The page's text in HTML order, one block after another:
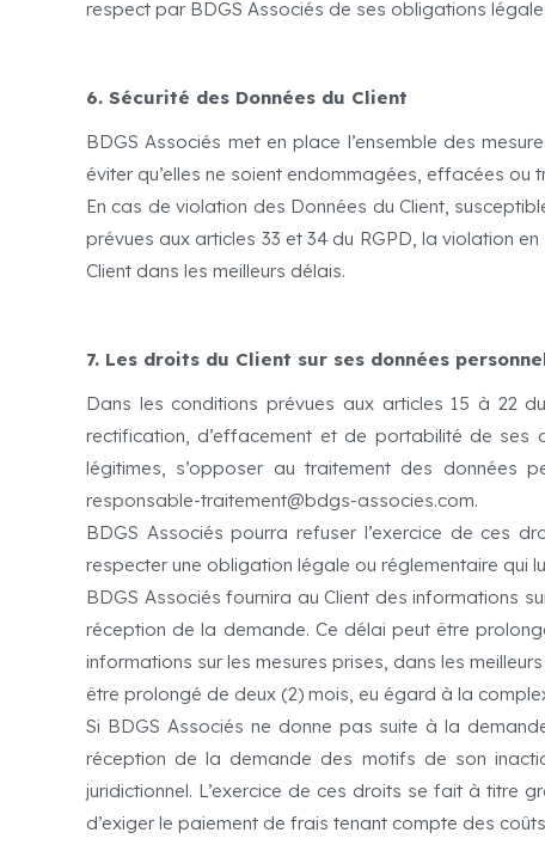
respect par BDGS Associés de ses obligations
6. Sécurité des Données du Client
BDGS Associés met en place l’ensemble des
éviter qu’elles ne soient endommagées, effacées ou
En cas de violation des Données du Client,
prévues aux articles 33 et 34 du RGPD, la violation
Client dans les meilleurs délais.
7. Les droits du Client sur ses données
Dans les conditions prévues aux articles 15 à 22
rectification, d’effacement et de portabilité de ses
légitimes, s’opposer au traitement des données
responsable-traitement@bdgs-associes.com.
BDGS Associés pourra refuser l’exercice de ces
respecter une obligation légale ou réglementaire qui
BDGS Associés fournira au Client des informations
réception de la demande. Ce délai peut être
informations sur les mesures prises, dans les
être prolongé de deux (2) mois, eu égard à la
Si BDGS Associés ne donne pas suite à la
réception de la demande des motifs de son
juridictionnel. L’exercice de ces droits se fait à titre
d’exiger le paiement de frais tenant compte des